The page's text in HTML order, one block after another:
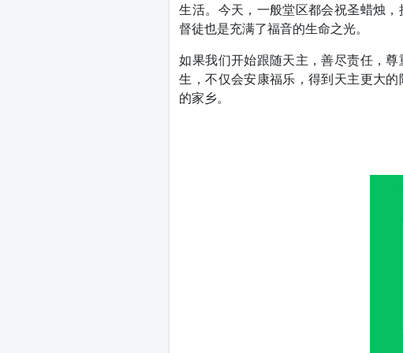
生活。今天，一般堂区都会祝圣蜡烛
督徒也是充满了福音的生命之光。
如果我们开始跟随天主，善尽责任，
生，不仅会安康福乐，得到天主更大
的家乡。